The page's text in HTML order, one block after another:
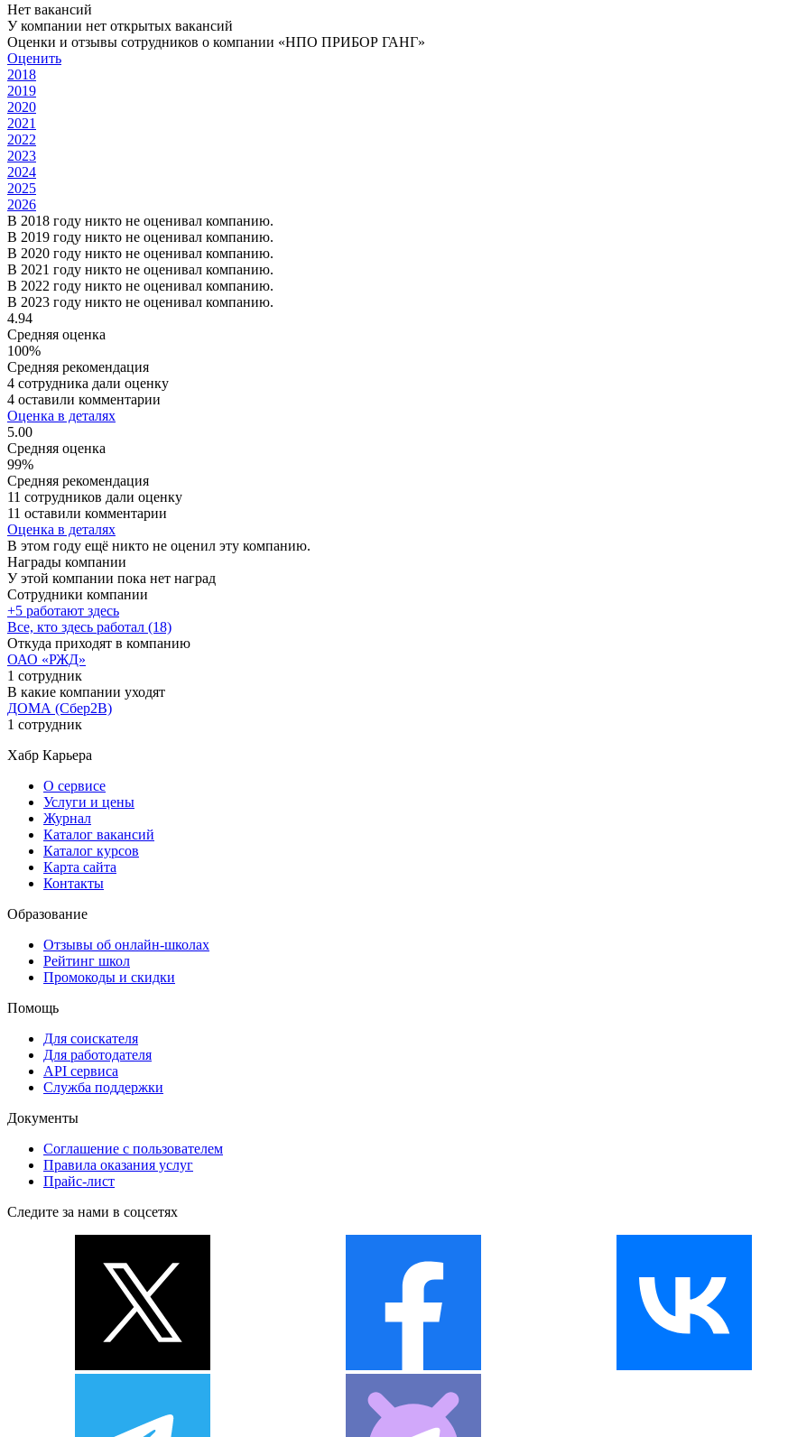
Нет вакансий
У компании нет открытых вакансий
Оценки и отзывы сотрудников о компании «НПО ПРИБОР ГАНГ»
Оценить
2018
2019
2020
2021
2022
2023
2024
2025
2026
В 2018 году никто не оценивал компанию.
В 2019 году никто не оценивал компанию.
В 2020 году никто не оценивал компанию.
В 2021 году никто не оценивал компанию.
В 2022 году никто не оценивал компанию.
В 2023 году никто не оценивал компанию.
4.94
Средняя оценка
100%
Средняя рекомендация
4 сотрудника дали оценку
4 оставили комментарии
Оценка в деталях
5.00
Средняя оценка
99%
Средняя рекомендация
11 сотрудников дали оценку
11 оставили комментарии
Оценка в деталях
В этом году ещё никто не оценил эту компанию.
Награды компании
У этой компании пока нет наград
Сотрудники компании
+5 работают здесь
Все, кто здесь работал (18)
Откуда приходят в компанию
ОАО «РЖД»
1 сотрудник
В какие компании уходят
ДОМА (Сбер2B)
1 сотрудник
Хабр Карьера
О сервисе
Услуги и цены
Журнал
Каталог вакансий
Каталог курсов
Карта сайта
Контакты
Образование
Отзывы об онлайн-школах
Рейтинг школ
Промокоды и скидки
Помощь
Для соискателя
Для работодателя
API сервиса
Служба поддержки
Документы
Соглашение с пользователем
Правила оказания услуг
Прайс-лист
Следите за нами в соцсетях